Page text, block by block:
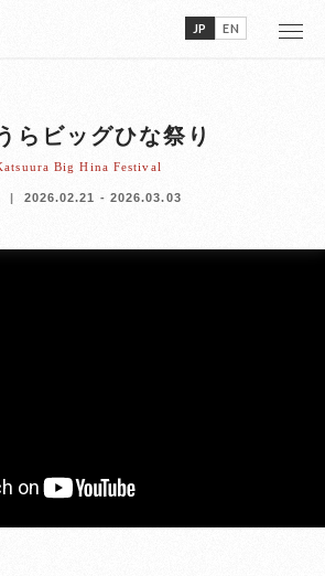
JP EN
らビッグひな祭り
Big Hina Festival
2026.02.21 - 2026.03.03